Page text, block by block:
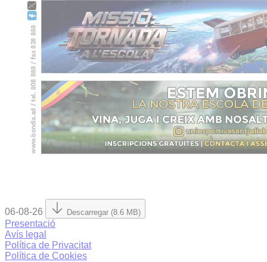
06-08-26 Descarregar (8.6 MB)
Presentació
Avís legal
Política de Privacitat
Política de Cookies